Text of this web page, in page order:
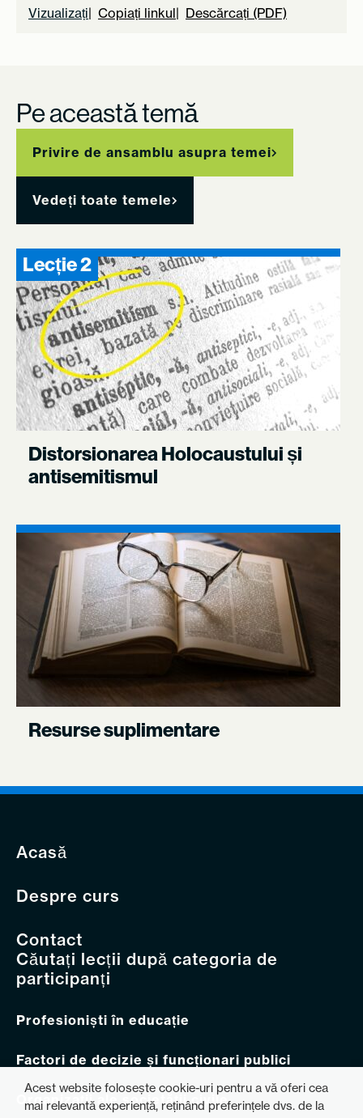
Vizualizați Copiați linkul Descărcați (PDF)
Pe această temă
Privire de ansamblu asupra temei
Vedeți toate temele
Lecție 2
Distorsionarea Holocaustului și
antisemitismul
Resurse suplimentare
Acasă
Despre curs
Contact
Căutați lecții după categoria de
participanți
Profesioniști în educație
Factori de decizie și funcționari publici
Organizații ale societății civile
Acest website folosește cookie-uri pentru a vă oferi cea
mai relevantă experiență, reținând preferințele dvs. de la